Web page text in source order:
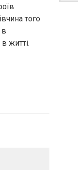
того
в
житті.